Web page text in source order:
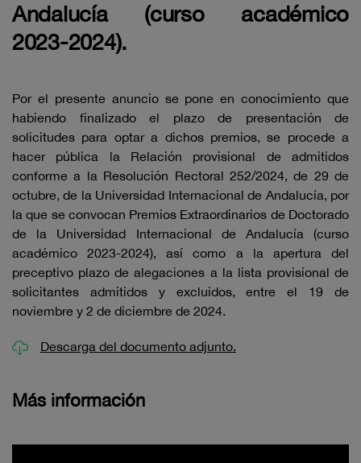
Andalucía (curso académico
2023-2024).
Por el presente anuncio se pone en conocimiento que
habiendo finalizado el plazo de presentación de
solicitudes para optar a dichos premios, se procede a
hacer pública la Relación provisional de admitidos
conforme a la Resolución Rectoral 252/2024, de 29 de
octubre, de la Universidad Internacional de Andalucía, por
la que se convocan Premios Extraordinarios de Doctorado
de la Universidad Internacional de Andalucía (curso
académico 2023-2024), así como a la apertura del
preceptivo plazo de alegaciones a la lista provisional de
solicitantes admitidos y excluidos, entre el 19 de
noviembre y 2 de diciembre de 2024.
Descarga del documento adjunto.
Más información